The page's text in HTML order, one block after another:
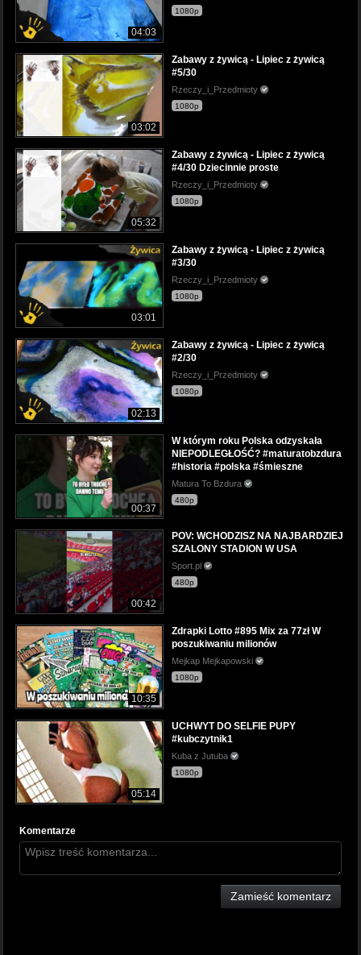
04:03
1080p
03:02
Zabawy z żywicą - Lipiec z żywicą
#5/30
Rzeczy_i_Przedmioty
1080p
05:32
Zabawy z żywicą - Lipiec z żywicą
#4/30 Dziecinnie proste
Rzeczy_i_Przedmioty
1080p
03:01
Zabawy z żywicą - Lipiec z żywicą
#3/30
Rzeczy_i_Przedmioty
1080p
02:13
Zabawy z żywicą - Lipiec z żywicą
#2/30
Rzeczy_i_Przedmioty
1080p
00:37
W którym roku Polska odzyskała
NIEPODLEGŁOŚĆ? #maturatobzdura
#historia #polska #śmieszne
Matura To Bzdura
480p
00:42
POV: WCHODZISZ NA NAJBARDZIEJ
SZALONY STADION W USA
Sport.pl
480p
10:35
Zdrapki Lotto #895 Mix za 77zł W
poszukiwaniu milionów
Mejkap Mejkapowski
1080p
05:14
UCHWYT DO SELFIE PUPY
#kubczytnik1
Kuba z Jutuba
1080p
Komentarze
Zamieść komentarz